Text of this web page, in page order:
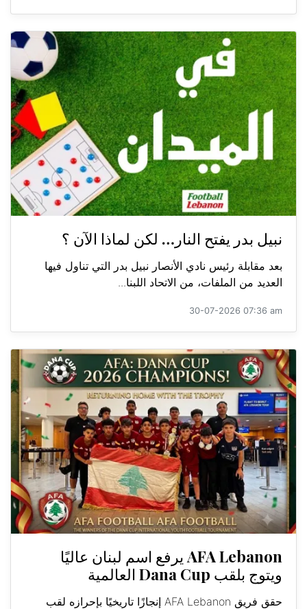
نبيل بدر يفتح النار… لكن لماذا الآن ؟
بعد مقابلة رئيس نادي الأنصار نبيل بدر التي تناول فيها
العديد من الملفات، من الاتحاد اللبنا...
30-07-2026 07:36 am
AFA Lebanon يرفع اسم لبنان عاليًا
ويتوج بلقب Dana Cup العالمية
حقق فريق AFA Lebanon إنجازًا تاريخيًا بإحرازه لقب